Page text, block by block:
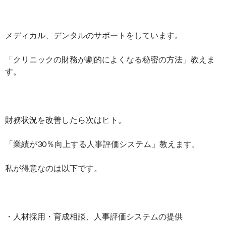
メディカル、デンタルのサポートをしています。
「クリニックの財務が劇的によくなる秘密の方法」教えま
す。
財務状況を改善したら次はヒト。
「業績が30％向上する人事評価システム」教えます。
私が得意なのは以下です。
・人材採用・育成相談、人事評価システムの提供